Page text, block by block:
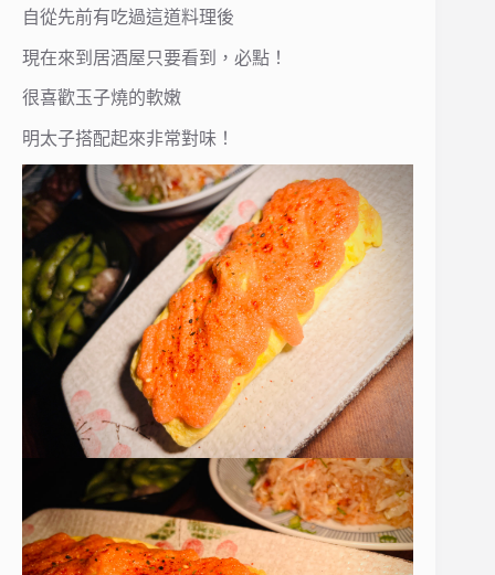
自從先前有吃過這道料理後
現在來到居酒屋只要看到，必點！
很喜歡玉子燒的軟嫩
明太子搭配起來非常對味！